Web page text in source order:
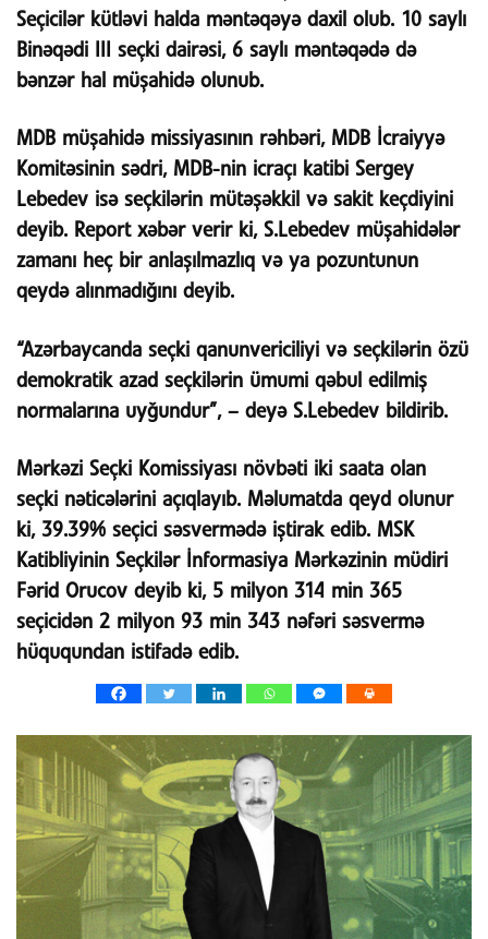
Seçicilər kütləvi halda məntəqəyə daxil olub. 10 saylı
Binəqədi III seçki dairəsi, 6 saylı məntəqədə də
bənzər hal müşahidə olunub.
MDB müşahidə missiyasının rəhbəri, MDB İcraiyyə
Komitəsinin sədri, MDB-nin icraçı katibi Sergey
Lebedev isə seçkilərin mütəşəkkil və sakit keçdiyini
deyib. Report xəbər verir ki, S.Lebedev müşahidələr
zamanı heç bir anlaşılmazlıq və ya pozuntunun
qeydə alınmadığını deyib.
“Azərbaycanda seçki qanunvericiliyi və seçkilərin özü
demokratik azad seçkilərin ümumi qəbul edilmiş
normalarına uyğundur”, – deyə S.Lebedev bildirib.
Mərkəzi Seçki Komissiyası növbəti iki saata olan
seçki nəticələrini açıqlayıb. Məlumatda qeyd olunur
ki, 39.39% seçici səsvermədə iştirak edib. MSK
Katibliyinin Seçkilər İnformasiya Mərkəzinin müdiri
Fərid Orucov deyib ki, 5 milyon 314 min 365
seçicidən 2 milyon 93 min 343 nəfəri səsvermə
hüququndan istifadə edib.